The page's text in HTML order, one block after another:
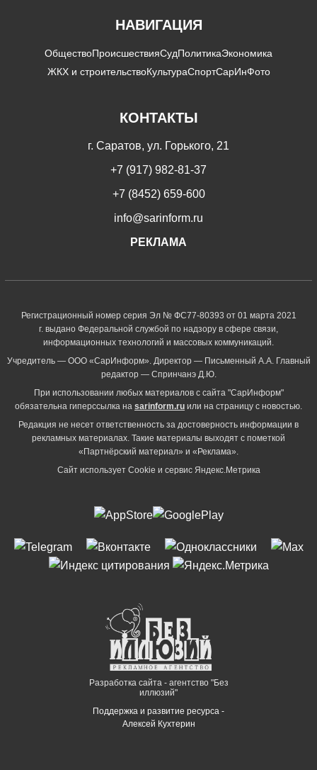
НАВИГАЦИЯ
ОбществоПроисшествияСудПолитикаЭкономика
ЖКХ и строительствоКультураСпортСарИнФото
КОНТАКТЫ
г. Саратов, ул. Горького, 21
+7 (917) 982-81-37
+7 (8452) 659-600
info@sarinform.ru
РЕКЛАМА
Регистрационный номер серия Эл № ФС77-80393 от 01 марта 2021
г. выдано Федеральной службой по надзору в сфере связи,
информационных технологий и массовых коммуникаций.
Учредитель — ООО «СарИнформ». Директор — Письменный А.А. Главный
редактор — Спринчанэ Д.Ю.
При использовании любых материалов с сайта "СарИнформ"
обязательна гиперссылка на sarinform.ru или на страницу с новостью.
Редакция не несет ответственность за достоверность информации в
рекламных материалах. Такие материалы выходят с пометкой
«Партнёрский материал» и «Реклама».
Сайт использует Cookie и сервиc Яндекс.Метрика
Разработка сайта - агентство "Без
иллюзий"
Поддержка и развитие ресурса -
Алексей Кухтерин